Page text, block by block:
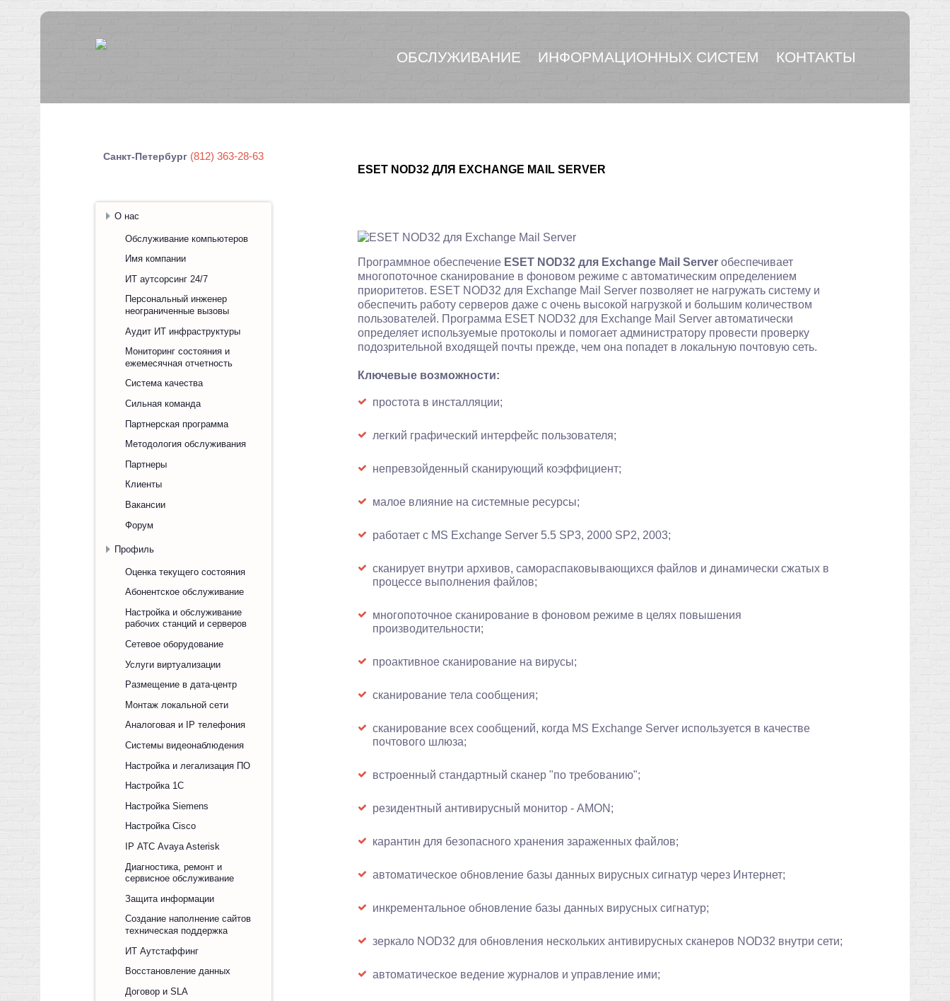
ОБСЛУЖИВАНИЕ ИНФОРМАЦИОННЫХ СИСТЕМ КОНТАКТЫ
ESET NOD32 ДЛЯ EXCHANGE MAIL SERVER
Программное обеспечение ESET NOD32 для Exchange Mail Serverобеспечивает
многопоточное сканирование в фоновом режиме с автоматическим определением
приоритетов. ESET NOD32 для Exchange Mail Server позволяет не нагружать систему и
обеспечить работу серверов даже с очень высокой нагрузкой и большим количеством
пользователей. Программа ESET NOD32 для Exchange Mail Server автоматически
определяет используемые протоколы и помогает администратору провести проверку
подозрительной входящей почты прежде, чем она попадет в локальную почтовую сеть.
Ключевые возможности:
простота в инсталляции;
легкий графический интерфейс пользователя;
непревзойденный сканирующий коэффициент;
малое влияние на системные ресурсы;
работает с MS Exchange Server 5.5 SP3, 2000 SP2, 2003;
сканирует внутри архивов, самораспаковывающихся файлов и динамически сжатых в
процессе выполнения файлов;
многопоточное сканирование в фоновом режиме в целях повышения
производительности;
проактивное сканирование на вирусы;
сканирование тела сообщения;
сканирование всех сообщений, когда MS Exchange Server используется в качестве
почтового шлюза;
встроенный стандартный сканер "по требованию";
резидентный антивирусный монитор - AMON;
карантин для безопасного хранения зараженных файлов;
автоматическое обновление базы данных вирусных сигнатур через Интернет;
инкрементальное обновление базы данных вирусных сигнатур;
зеркало NOD32 для обновления нескольких антивирусных сканеров NOD32 внутри сети;
автоматическое ведение журналов и управление ими;
Санкт-Петербург (812) 363-28-63
О нас
Обслуживание компьютеров
Имя компании
ИТ аутсорсинг 24/7
Персональный инженер
неограниченные вызовы
Аудит ИТ инфраструктуры
Мониторинг состояния и
ежемесячная отчетность
Система качества
Сильная команда
Партнерская программа
Методология обслуживания
Партнеры
Клиенты
Вакансии
Форум
Профиль
Оценка текущего состояния
Абонентское обслуживание
Настройка и обслуживание
рабочих станций и серверов
Сетевое оборудование
Услуги виртуализации
Размещение в дата-центр
Монтаж локальной сети
Аналоговая и IP телефония
Системы видеонаблюдения
Настройка и легализация ПО
Настройка 1С
Настройка Siemens
Настройка Cisco
IP АТС Avaya Asterisk
Диагностика, ремонт и
сервисное обслуживание
Защита информации
Создание наполнение сайтов
техническая поддержка
ИТ Аутстаффинг
Восстановление данных
Договор и SLA